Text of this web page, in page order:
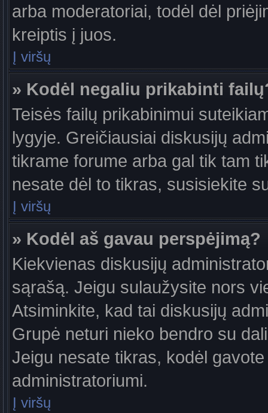
arba moderatoriai, todėl dėl
kreiptis į juos.
Į viršų
» Kodėl negaliu prikabinti
Teisės failų prikabinimui
lygyje. Greičiausiai diskusijų
tikrame forume arba gal tik tam
nesate dėl to tikras, susisiekite
Į viršų
» Kodėl aš gavau perspėjimą?
Kiekvienas diskusijų
sąrašą. Jeigu sulaužysite nors
Atsiminkite, kad tai diskusijų
Grupė neturi nieko bendro su
Jeigu nesate tikras, kodėl
administratoriumi.
Į viršų